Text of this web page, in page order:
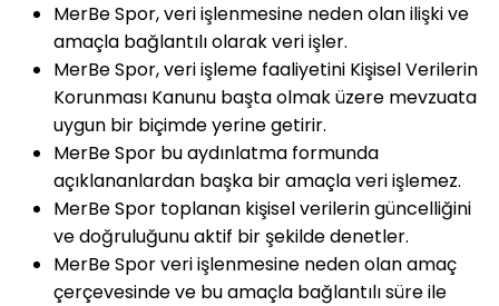
MerBe Spor, veri işlenmesine neden olan ilişki ve
amaçla bağlantılı olarak veri işler.
MerBe Spor, veri işleme faaliyetini Kişisel Verilerin
Korunması Kanunu başta olmak üzere mevzuata
uygun bir biçimde yerine getirir.
MerBe Spor bu aydınlatma formunda
açıklananlardan başka bir amaçla veri işlemez.
MerBe Spor toplanan kişisel verilerin güncelliğini
ve doğruluğunu aktif bir şekilde denetler.
MerBe Spor veri işlenmesine neden olan amaç
çerçevesinde ve bu amaçla bağlantılı süre ile